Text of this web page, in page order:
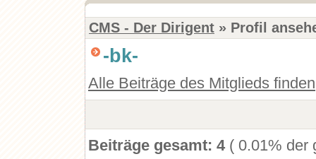
CMS - Der Dirigent » Profil
-bk-
Alle Beiträge des Mitglieds finden
Beiträge gesamt: 4 ( 0.01% der